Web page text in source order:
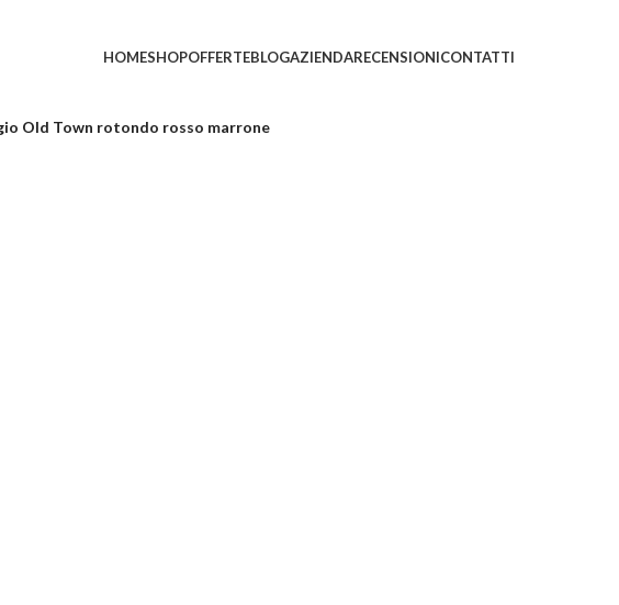
HOMESHOPOFFERTEBLOGAZIENDARECENSIONICONTATTI
Old Town rotondo rosso marrone